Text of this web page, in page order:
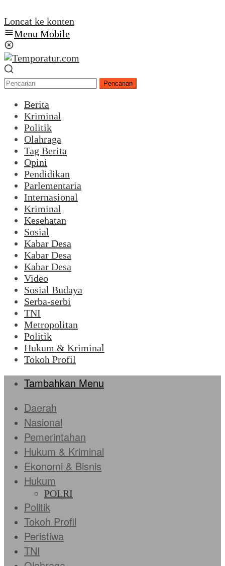
Loncat ke konten
Menu Mobile
Pencarian
Berita
Kriminal
Politik
Olahraga
Tag Berita
Opini
Pendidikan
Parlementaria
Internasional
Kriminal
Kesehatan
Sosial
Kabar Desa
Kabar Desa
Kabar Desa
Video
Sosial Budaya
Serba-serbi
TNI
Metropolitan
Politik
Hukum & Kriminal
Tokoh Profil
Tambahkan Menu
Daerah
Nasional
Pemerintahan
Hukum & Kriminal
Ekonomi & Bisnis
Hukum
POLRI
Politik
Tokoh Profil
Peristiwa
TNI